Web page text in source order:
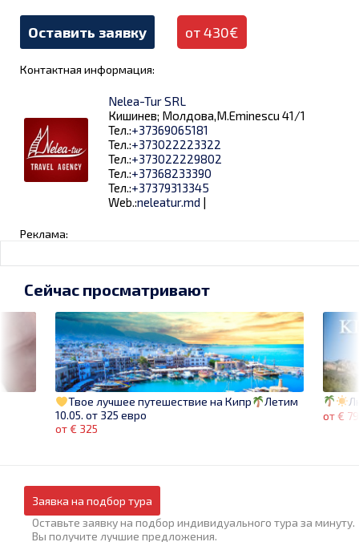
Оставить заявку от 430€
Контактная информация:
Nelea-Tur SRL
Кишинев; Молдова,M.Eminescu 41/1
Тел.:+37369065181
Тел.:+373022223322
Тел.:+373022229802
Тел.:+37368233390
Тел.:+37379313345
Web.:neleatur.md |
Реклама:
от €
Сейчас просматривают
Твое лучшее путешествие на Кипр
Летим
10.05. от 325 евро
от € 325
Заявка на подбор тура
Оставьте заявку на подбор индивидуального тура за минуту.
Вы получите лучшие предложения.